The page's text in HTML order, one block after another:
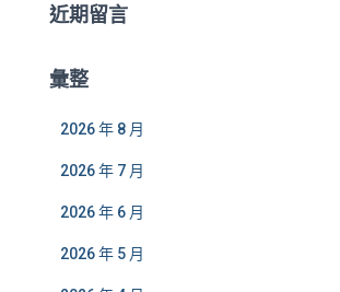
近期留言
彙整
2026 年 8 月
2026 年 7 月
2026 年 6 月
2026 年 5 月